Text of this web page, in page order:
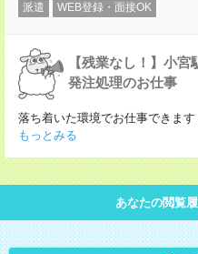
派遣 WEB登録・面接OK
【残業なし！】小
発注処理のお仕事
落ち着いた環境でお仕事できま
もっとみる
あなたの閲覧